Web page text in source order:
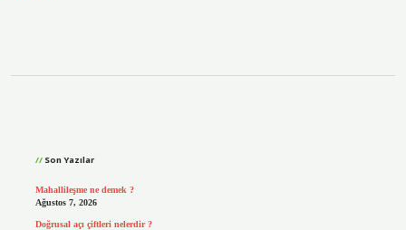
Son Yazılar
Mahallileşme ne demek ?
Ağustos 7, 2026
Doğrusal açı çiftleri nelerdir ?